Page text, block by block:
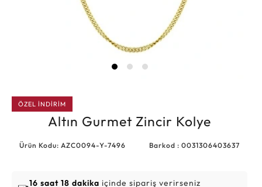
ÖZEL İNDİRİM
Altın Gurmet Zincir Kolye
Ürün Kodu: AZC0094-Y-7496 Barkod : 0031306403637
16 saat 18 dakika içinde sipariş verirseniz